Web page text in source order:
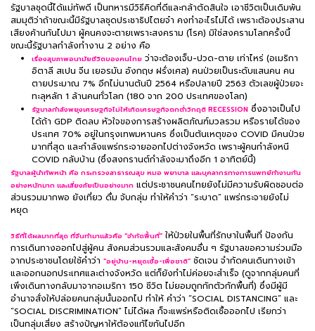
รัฐบาลชุดนี้ได้แม่ทัพดี เป็นทหารมีวิธีคิดที่ดีและกล้าตัดสินใจ เอาชีวิตเป็นเดิมพัน
สมมุติว่าถ้าขณะนี้มีรัฐบาลชุดประชาธิปไตยจ๋า คงทำอะไรไม่ได้ เพราะต้องประสาน
เสียงค้านกันไปมา ผู้คนคงจะตายเพราะสงคราม (โรค) มิใช่สงครามโลกครั้งนี้
ขณะนี้รัฐบาลกำลังทำงาน 2 อย่าง คือ
เรื่องสุขภาพอนามัยชีวิตของคนไทย ว่าจะต้องเจ็บ-ปวด-ตาย เท่าไหร่ (อเมริกา
อิตาลี สเปน จีน เยอรมัน อังกฤษ ฝรั่งเศส) คนป่วยเป็นระดับแสนคน คน
ตายประมาณ 7% อีกไม่นานต้นปี 2564 หรือปลายปี 2563 ตัวเลขผู้ป่วยจะ
ทะลุหลัก 1 ล้านคนทั่วโลก (180 จาก 200 ประเทศของโลก)
รัฐบาลกำลังพยุงเศรษฐกิจไม่ให้เกิดเศรษฐกิจตกต่ำวิกฤติ RECESSION ซึ่งอาจเป็นไป
ได้ถ้า GDP ติดลบ หัวใจของการสร้างผลิตภัณฑ์มวลรวม หรือรายได้ของ
ประเทศ 70% อยู่ในกรุงเทพมหานคร ซึ่งเป็นต้นเหตุของ COVID มีคนป่วย
มากที่สุด และกำลังแพร่กระจายออกไปต่างจังหวัด เพราะผู้คนกำลังหนี
COVID กลับบ้าน (ซึ่งสงกรานต์กำลังจะมาถึงอีก 1 อาทิตย์นี้)
รัฐบาลผู้นำทัพหน้า คือ กระทรวงสาธารณสุข หมอ พยาบาล และบุคลากรทางการแพทย์ทำงานกัน
อย่างหนักมาก และเสี่ยงภัยเป็นอย่างมาก แต่ประชาชนคนไทยยังไม่มีความรับผิดชอบต่อ
ส่วนรวมมากพอ ยังเที่ยว ดื่ม จับกลุ่ม ทำให้คำว่า “ระบาด” แพร่กระจายยังไม่
หยุด
วิธีที่ได้ผลมากที่สุด ที่จีนทำมาแล้วคือ “จำกัดพื้นที่” ให้ป่วยในพื้นที่รักษาในพื้นที่ ป้องกัน
การเดินทางออกไปสู่ผู้คน สังคมส่วนรวมและสังคมอื่น ๆ รัฐบาลขอความร่วมมือ
จากประชาชนโดยใช้คำว่า “อยู่บ้าน-หยุดเชื้อ-เพื่อชาติ” ชัดเจน จำกัดคนเดินทางเข้า
และออกนอกประเทศและต่างจังหวัด แต่ก็ยังทำไม่ค่อยจะสำเร็จ (ดูจากกลุ่มคนที่
เพิ่งเดินทางกลับมาจากอเมริกา 150 ชีวิต ไม่ยอมถูกกักตัวกักพื้นที่) ซึ่งมีผู้มี
อำนาจสั่งให้ปล่อยคนกลุ่มนั้นออกไป ทำให้ คำว่า “SOCIAL DISTANCING” และ
“SOCIAL DISCRIMINATION” ไม่ได้ผล ก็จะแพร่หรือติดเชื้อออกไป เรียกว่า
เป็นกลุ่มเสี่ยง สร้างปัญหาให้ต้องแก้ไขกันไปอีก